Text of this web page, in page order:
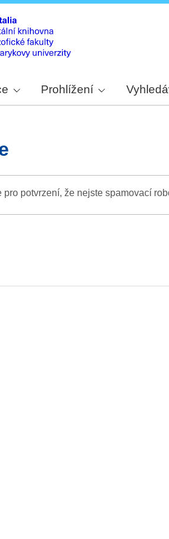
Prohlížení
pro potvrzení, že nejste spamovací